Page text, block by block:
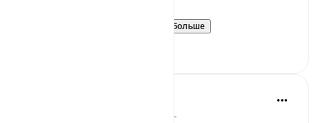
Узнать больше